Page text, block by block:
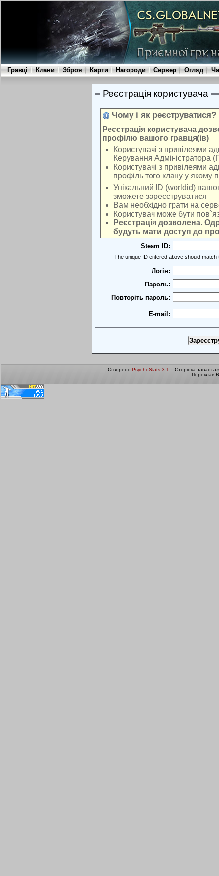
Гравці Клани Зброя Карти Нагороди Сервер Огляд
Реєстрація користувача
Чому і як реєструватися?
Реєстрація користувача
профілю вашого гравця(ів)
Користувачі з привілеями
Керування Адміністратора
Користувачі з привілеями
профіль того клану у якому
Унікальний ID (worldid)
зможете зареєструватися
Вам необхідно грати на
Користувач може бути
Реєстрація дозволена.
будуть мати доступ до
Steam ID:
The unique ID entered above should match
Логін:
Пароль:
Повторіть пароль:
E-mail:
Створено PsychoStats 3.1 -- Сторінка
Переклав